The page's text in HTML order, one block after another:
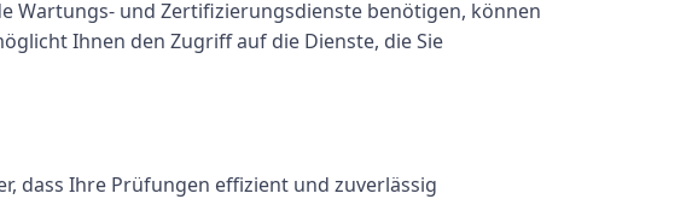
Wartungs- und Zertifizierungsdienste benötigen, können
Ihnen den Zugriff auf die Dienste, die Sie
dass Ihre Prüfungen effizient und zuverlässig